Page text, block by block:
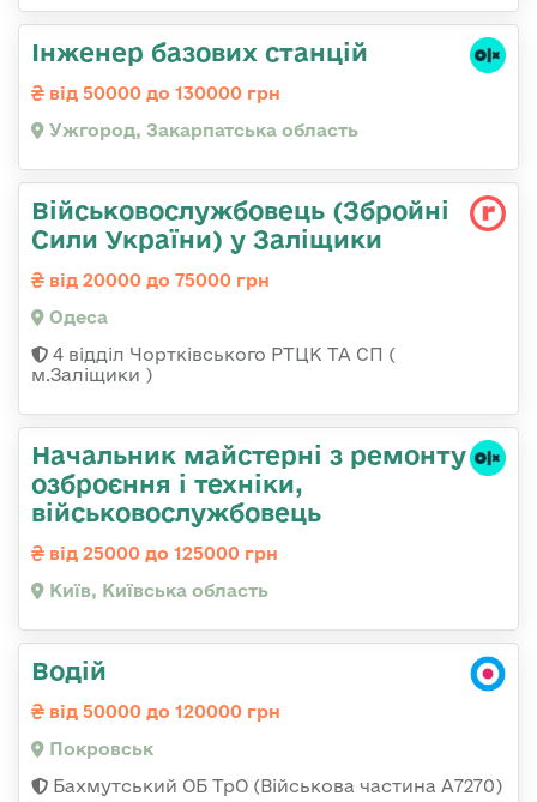
Інженер базових станцій
від 50000 до 130000 грн
Ужгород, Закарпатська область
Військовослужбовець (Збройні
Сили України) у Заліщики
від 20000 до 75000 грн
Одеса
4 відділ Чортківського РТЦК ТА СП (
м.Заліщики )
Начальник майстеpні з ремонту
озбpоєння і техніки,
військовослужбовець
від 25000 до 125000 грн
Київ, Київська область
Водій
від 50000 до 120000 грн
Покровськ
Бахмутський ОБ ТрО (Військова частина А7270)